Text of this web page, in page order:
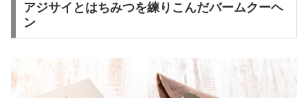
アジサイとはちみつを練りこんだバームクーヘ
ン